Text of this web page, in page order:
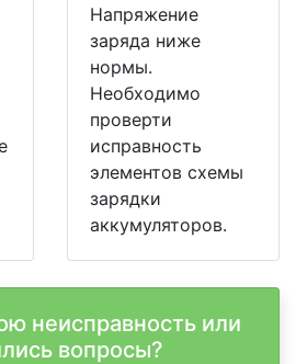
Напряжение
заряда ниже
нормы.
Необходимо
проверти
исправность
элементов схемы
зарядки
аккумуляторов.
неисправность или
вопросы?